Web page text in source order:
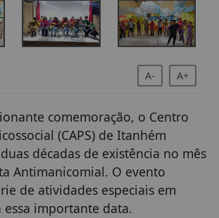
A- A+
comemoração, o Centro
(CAPS) de Itanhém
décadas de existência no mês
Antimanicomial. O evento
de atividades especiais em
importante data.